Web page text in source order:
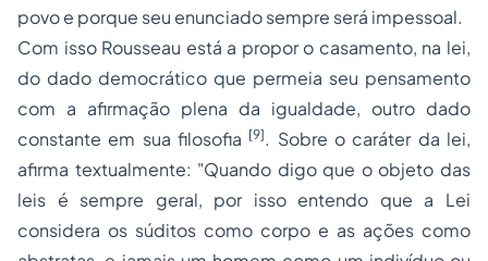
povo e porque seu enunciado sempre será impessoal.
Com isso Rousseau está a propor o casamento, na lei,
do dado democrático que permeia seu pensamento
com a afirmação plena da igualdade, outro dado
constante em sua filosofia [9]. Sobre o caráter da lei,
afirma textualmente: "Quando digo que o objeto das
leis é sempre geral, por isso entendo que a Lei
considera os súditos como corpo e as ações como